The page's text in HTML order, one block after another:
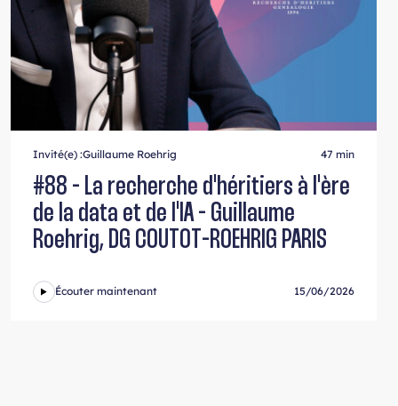
Invité(e) :Guillaume Roehrig 47 min
#88 - La recherche d'héritiers à l'ère
de la data et de l'IA - Guillaume
Roehrig, DG COUTOT-ROEHRIG PARIS
Écouter maintenant 15/06/2026